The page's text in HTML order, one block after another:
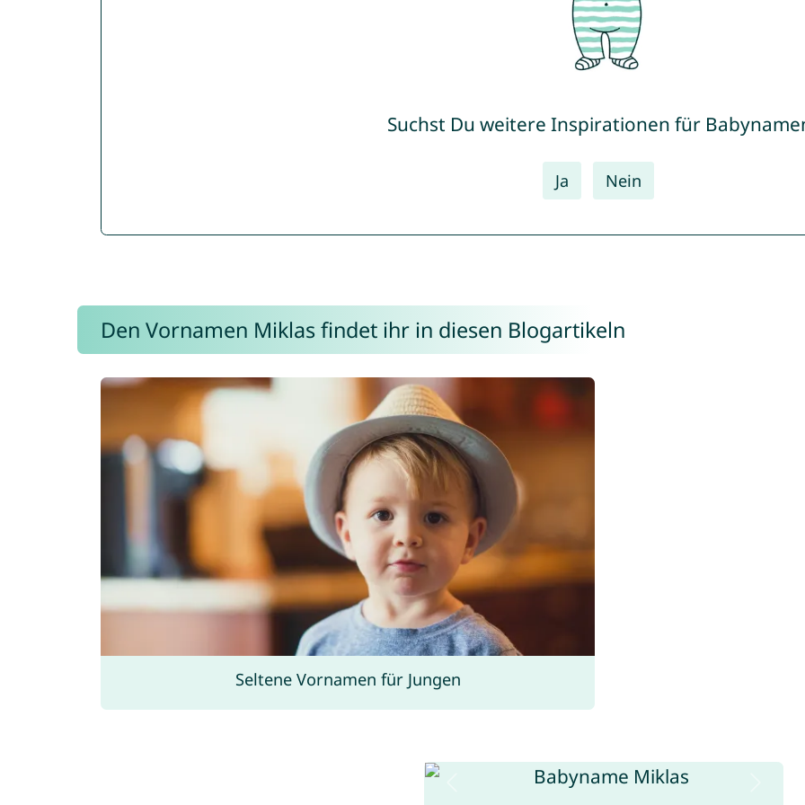
Suchst Du weitere Inspirationen für
Ja Nein
Den Vornamen Miklas findet ihr in diesen Blogartikeln
Seltene Vornamen für Jungen